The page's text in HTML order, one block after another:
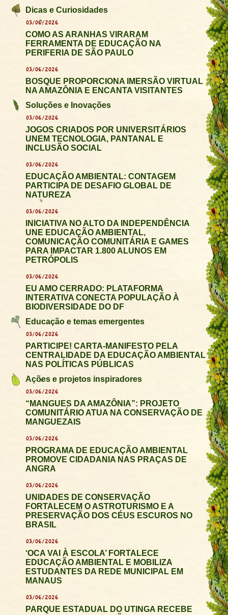
Dicas e Curiosidades
03/06/2026
COMO AS ARANHAS VIRARAM
FERRAMENTA DE EDUCAÇÃO NA
PERIFERIA DE SÃO PAULO
03/06/2026
BOSQUE PROPORCIONA IMERSÃO VIRTUAL
NA AMAZÔNIA E ENCANTA VISITANTES
Soluções e Inovações
03/06/2026
JOGOS CRIADOS POR UNIVERSITÁRIOS
UNEM TECNOLOGIA, PANTANAL E
INCLUSÃO SOCIAL
03/06/2026
EDUCAÇÃO AMBIENTAL: CONTAGEM
PARTICIPA DE DESAFIO GLOBAL DE
NATUREZA
03/06/2026
INICIATIVA NO ALTO DA INDEPENDÊNCIA
UNE EDUCAÇÃO AMBIENTAL,
COMUNICAÇÃO COMUNITÁRIA E GAMES
PARA IMPACTAR 1.800 ALUNOS EM
PETRÓPOLIS
03/06/2026
EU AMO CERRADO: PLATAFORMA
INTERATIVA CONECTA POPULAÇÃO À
BIODIVERSIDADE DO DF
Educação e temas emergentes
03/06/2026
PARTICIPE! CARTA-MANIFESTO PELA
CENTRALIDADE DA EDUCAÇÃO AMBIENTAL
NAS POLÍTICAS PÚBLICAS
Ações e projetos inspiradores
03/06/2026
“MANGUES DA AMAZÔNIA”: PROJETO
COMUNITÁRIO ATUA NA CONSERVAÇÃO DE
MANGUEZAIS
03/06/2026
PROGRAMA DE EDUCAÇÃO AMBIENTAL
PROMOVE CIDADANIA NAS PRAÇAS DE
ANGRA
03/06/2026
UNIDADES DE CONSERVAÇÃO
FORTALECEM O ASTROTURISMO E A
PRESERVAÇÃO DOS CÉUS ESCUROS NO
BRASIL
03/06/2026
‘OCA VAI À ESCOLA’ FORTALECE
EDUCAÇÃO AMBIENTAL E MOBILIZA
ESTUDANTES DA REDE MUNICIPAL EM
MANAUS
03/06/2026
PARQUE ESTADUAL DO UTINGA RECEBE